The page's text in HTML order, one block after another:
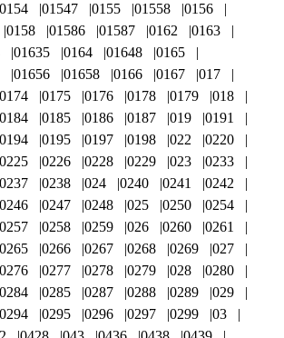
0154 01547 0155 01558
0156
0158 01586 01587 0162
0163
01635 0164 01648
0165
01656 01658 0166 0167
017
0174 0175 0176 0178 0179
018
0184 0185 0186 0187 019
0191
0194 0195 0197 0198 022
0220
0225 0226 0228 0229 023
0233
0237 0238 024 0240 0241
0242
0246 0247 0248 025 0250
0254
0257 0258 0259 026 0260
0261
0265 0266 0267 0268 0269
027
0276 0277 0278 0279 028
0280
0284 0285 0287 0288 0289
029
0294 0295 0296 0297 0299
03